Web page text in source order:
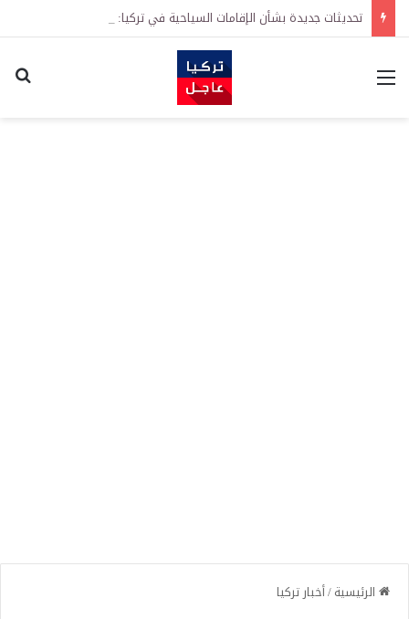
القائمة
الرئيسية/أخبار تركيا